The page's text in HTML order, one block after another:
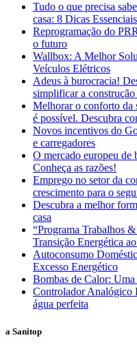
Tudo o que precisa
casa: 8 Dicas Essenciais
Reprogramação do
o futuro
Wallbox: A Melhor
Veículos Elétricos
Adeus à burocracia!
simplificar a construção
Melhorar o conforto da
é possível. Descubra
Novos incentivos do
e carregadores
O mercado europeu de
Conheça as razões!
Emprego no setor da
crescimento para o
Descubra a melhor
casa
“Programa Trabalhos
Transição Energética
Autoconsumo
Excesso Energético
Bombas de Calor:
Controlador Analógico
água perfeita
a Sanitop